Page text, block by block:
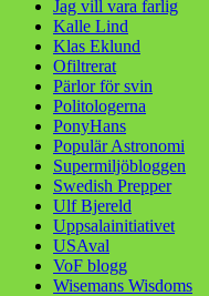
Jag vill vara farlig
Kalle Lind
Klas Eklund
Ofiltrerat
Pärlor för svin
Politologerna
PonyHans
Populär Astronomi
Supermiljöbloggen
Swedish Prepper
Ulf Bjereld
Uppsalainitiativet
USAval
VoF blogg
Wisemans Wisdoms